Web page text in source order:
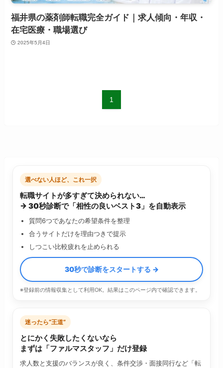
福井県の薬剤師転職完全ガイド｜求人傾向・年収・
在宅医療・職場選び
2025年5月4日
1
選べない人ほど、これ一択
転職サイトが多すぎて決められない…
→ 30秒診断で「相性の良いベスト3」を自動表示
質問6つであなたの希望条件を整理
合うサイトだけを理由つきで提示
しつこい比較疲れを止められる
30秒で診断をスタートする →
※登録前の情報収集として利用OK。結果はこのページ内で確認できます。
迷ったら“王道”
とにかく失敗したくないなら
まずは「ファルマスタッフ」だけ登録
求人数と支援のバランスが良く、条件交渉・面接同行など「転